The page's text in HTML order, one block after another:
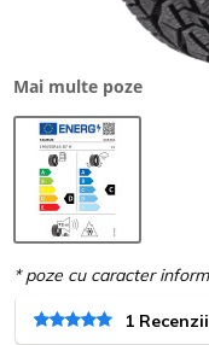
Mai multe poze
1 Recenzii